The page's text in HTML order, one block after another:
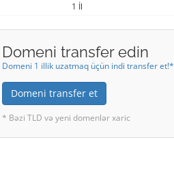
1 İl
Domeni transfer edin
Domeni 1 illik uzatmaq üçün indi transfer et!*
Domeni transfer et
* Bəzi TLD və yeni domenlər xaric